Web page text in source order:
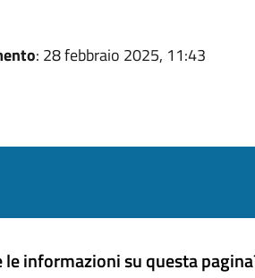
: 28 febbraio 2025, 11:43
le informazioni su questa